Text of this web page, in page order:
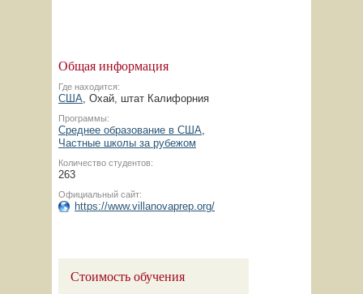
Общая информация
Где находится:
США, Охай, штат Калифорния
Программы:
Среднее образование в США,
Частные школы за рубежом
Количество студентов:
263
Официальный сайт:
https://www.villanovaprep.org/
Стоимость обучения